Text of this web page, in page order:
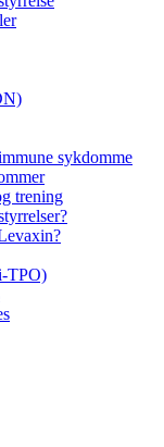
sykdomme
trening
TPO)